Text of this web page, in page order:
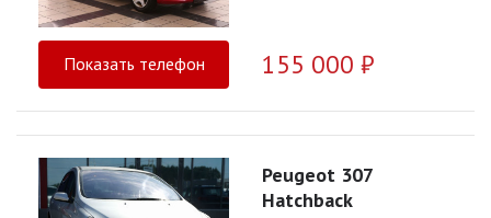
Показать телефон 155 000 ₽
Peugeot 307
Hatchback